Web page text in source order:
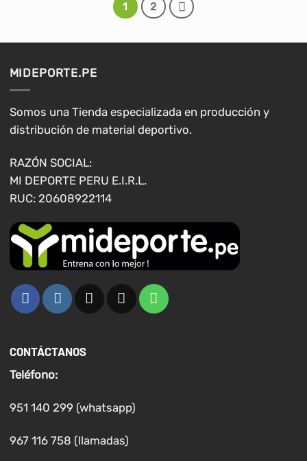
1 2
MIDEPORTE.PE
Somos una Tienda especializada en producción y
distribución de material deportivo.
RAZÓN SOCIAL:
MI DEPORTE PERU E.I.R.L.
RUC: 20608922114
CONTÁCTANOS
Teléfono:
951 140 299 (whatsapp)
967 116 758 (llamadas)